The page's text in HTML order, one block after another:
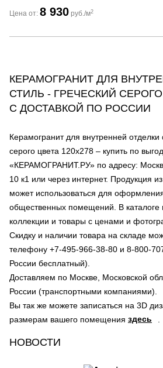
Цена от: 8 930 руб./м2
КЕРАМОГРАНИТ ДЛЯ
СТИЛЬ - ГРЕЧЕСКИЙ СЕРОГО
С ДОСТАВКОЙ ПО РОССИИ
Керамогранит для внутренней отделки
серого цвета 120х278 – купить по
«КЕРАМОГРАНИТ.РУ» по адресу:
10 к1 или через интернет. Продукция
может использоваться для
общественных помещений. В каталоге
коллекции и товары с ценами и
Скидку и наличии товара на складе
телефону +7-495-966-38-80 и 8-800-
России бесплатный).
Доставляем по Москве, Московской
России (транспортными компаниями).
Вы так же можете записаться на 3D
размерам вашего помещения здесь
НОВОСТИ